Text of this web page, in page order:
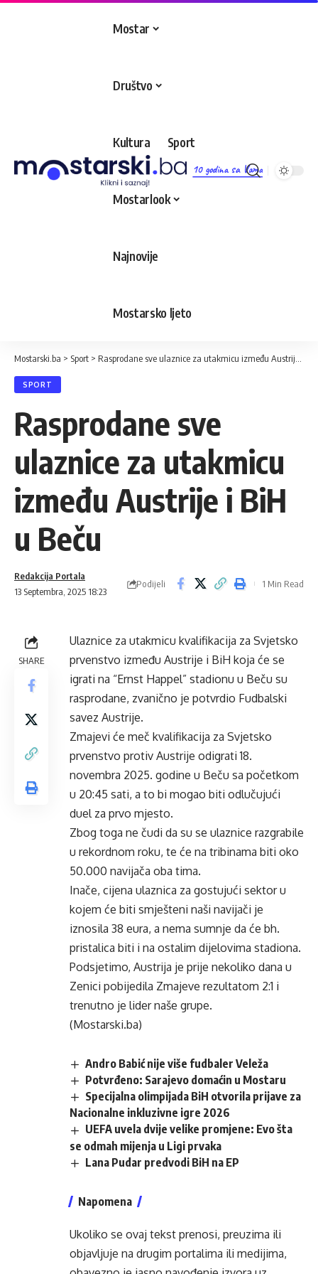
10 godina sa Vama
Mostar
Društvo
Kultura Sport
Mostarlook
Najnovije
Mostarsko ljeto
Mostarski.ba > Sport > Rasprodane sve ulaznice za utakmicu između Austrije i BiH u Beču
SPORT
Rasprodane sve
ulaznice za utakmicu
između Austrije i BiH
u Beču
13 Septembra, 2025 18:23
Redakcija Portala
Podijeli 1 Min Read
SHARE
Ulaznice za utakmicu kvalifikacija za Svjetsko
prvenstvo između Austrije i BiH koja će se
igrati na “Ernst Happel” stadionu u Beču su
rasprodane, zvanično je potvrdio Fudbalski
savez Austrije.
Zmajevi će meč kvalifikacija za Svjetsko
prvenstvo protiv Austrije odigrati 18.
novembra 2025. godine u Beču sa početkom
u 20:45 sati, a to bi mogao biti odlučujući
duel za prvo mjesto.
Zbog toga ne čudi da su se ulaznice razgrabile
u rekordnom roku, te će na tribinama biti oko
50.000 navijača oba tima.
Inače, cijena ulaznica za gostujući sektor u
kojem će biti smješteni naši navijači je
iznosila 38 eura, a nema sumnje da će bh.
pristalica biti i na ostalim dijelovima stadiona.
Podsjetimo, Austrija je prije nekoliko dana u
Zenici pobijedila Zmajeve rezultatom 2:1 i
trenutno je lider naše grupe.
(Mostarski.ba)
Andro Babić nije više fudbaler Veleža
Potvrđeno: Sarajevo domaćin u Mostaru
Specijalna olimpijada BiH otvorila prijave za
Nacionalne inkluzivne igre 2026
UEFA uvela dvije velike promjene: Evo šta
se odmah mijenja u Ligi prvaka
Lana Pudar predvodi BiH na EP
Napomena
Ukoliko se ovaj tekst prenosi, preuzima ili
objavljuje na drugim portalima ili medijima,